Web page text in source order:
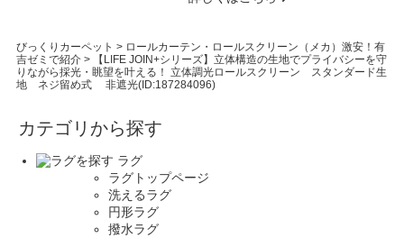
びっくりカーペット > ロールカーテン・ロールスクリーン（メカ）激安！有
吉ゼミで紹介>
【LIFE JOIN+シリーズ】立体構造の生地でプライバシーを守
りながら採光・眺望を叶える！ 立体調光ロールスクリーン スタンダード生
地 ネジ留め式 非遮光(ID:187284096)
カテゴリから探す
ラグ
ラグトップページ
洗えるラグ
円形ラグ
撥水ラグ